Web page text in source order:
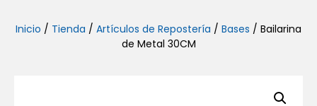
Inicio / Tienda / Artículos de Repostería / Bases / Bailarina
de Metal 30CM